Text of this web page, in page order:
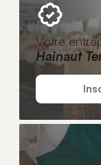
Votre
Hainaut